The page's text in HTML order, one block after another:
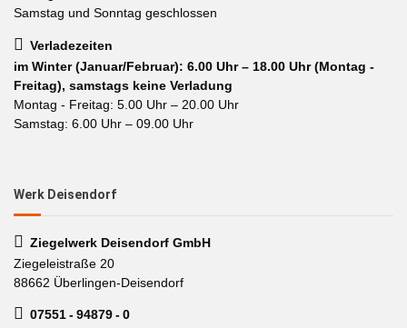
Samstag und Sonntag geschlossen
Verladezeiten
im Winter (Januar/Februar): 6.00 Uhr – 18.00 Uhr (Montag -
Freitag), samstags keine Verladung
Montag - Freitag: 5.00 Uhr – 20.00 Uhr
Samstag: 6.00 Uhr – 09.00 Uhr
Werk Deisendorf
Ziegelwerk Deisendorf GmbH
Ziegeleistraße 20
88662 Überlingen-Deisendorf
07551 - 94879 - 0